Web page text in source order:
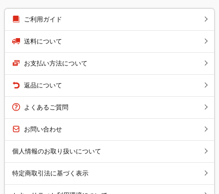
ご利用ガイド
送料について
お支払い方法について
返品について
よくあるご質問
お問い合わせ
個人情報のお取り扱いについて
特定商取引法に基づく表示